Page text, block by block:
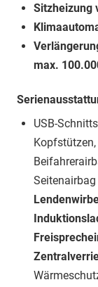
Sitzheizung
max.
USB-